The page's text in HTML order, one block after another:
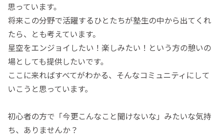
思っています。
将来この分野で活躍するひとたちが塾生の中から出てくれ
たら、とも考えています。
星空をエンジョイしたい！楽しみたい！という方の憩いの
場としても提供したいです。
ここに来ればすべてがわかる、そんなコミュニティにして
いこうと思っています。
初心者の方で「今更こんなこと聞けないな」みたいな気持
ち、ありませんか？